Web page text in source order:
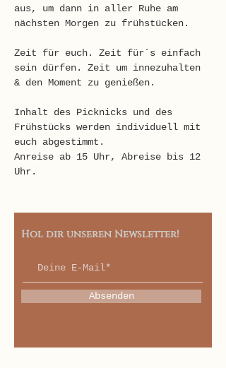
aus, um dann in aller Ruhe am
nächsten Morgen zu frühstücken.
Zeit für euch. Zeit für´s einfach
sein dürfen. Zeit um innezuhalten
& den Moment zu genießen.
Inhalt des Picknicks und des
Frühstücks werden individuell mit
euch abgestimmt.
Anreise ab 15 Uhr, Abreise bis 12
Uhr.
Hol dir unseren Newsletter!
Absenden